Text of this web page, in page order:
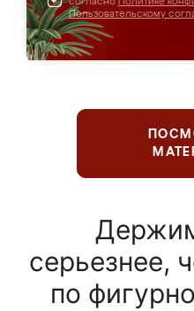
Пользовательскому
серьезнее,
по